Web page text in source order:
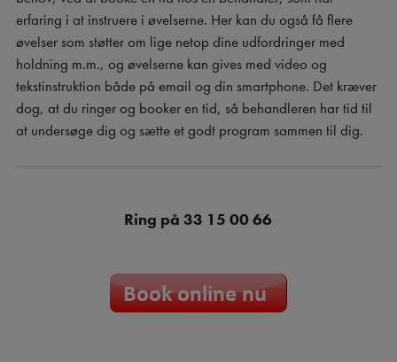
erfaring i at instruere i øvelserne. Her kan du også få flere
øvelser som støtter om lige netop dine udfordringer med
holdning m.m., og øvelserne kan gives med video og
tekstinstruktion både på email og din smartphone. Det kræver
dog, at du ringer og booker en tid, så behandleren har tid til
at undersøge dig og sætte et godt program sammen til dig.
Ring på33 15 00 66